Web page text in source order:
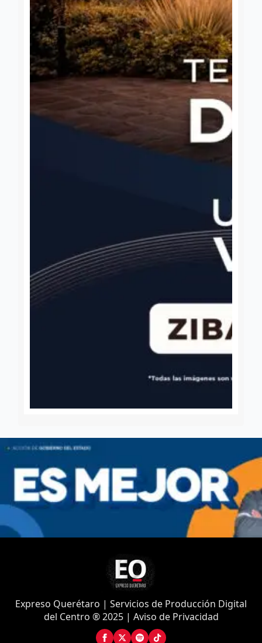
Expreso Querétaro | Servicios de Producción Digital
del Centro ® 2025 | Aviso de Privacidad